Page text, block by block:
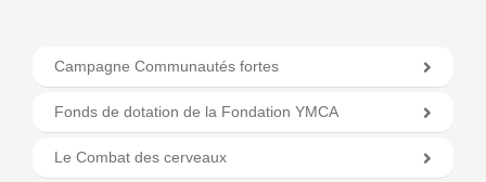
Campagne Communautés fortes
Fonds de dotation de la Fondation YMCA
Le Combat des cerveaux